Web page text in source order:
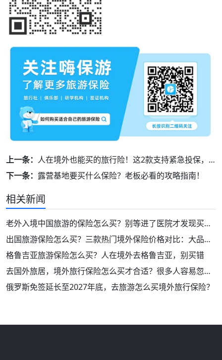
上一条： 人在境外也能买的旅行险！这2款支持紧急投保，附操作指南
下一条： 露营基地要买什么保险？老板必看的攻略指南！
相关新闻
老外入境中国旅游的保险怎么买？别等进了医院才发现买错了
出国旅游保险怎么买？三款热门境外保险价格对比：大品牌！保障好！
格鲁吉亚旅游保险怎么买？人在境外去格鲁吉亚，别买错
去国外旅居，境外旅行保险怎么买才合适？很多人容易忽略这2类保障！
俄罗斯免签延长至2027年底，去旅游怎么买境外旅行保险？